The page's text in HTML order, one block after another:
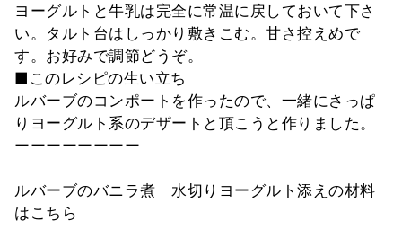
ヨーグルトと牛乳は完全に常温に戻しておいて下さ
い。タルト台はしっかり敷きこむ。甘さ控えめで
す。お好みで調節どうぞ。
■このレシピの生い立ち
ルバーブのコンポートを作ったので、一緒にさっぱ
りヨーグルト系のデザートと頂こうと作りました。
ーーーーーーーー
ルバーブのバニラ煮 水切りヨーグルト添えの材料
はこちら